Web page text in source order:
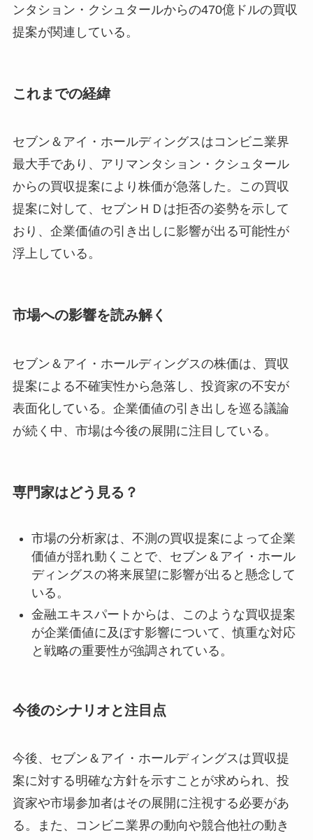
ンタション・クシュタールからの470億ドルの買収
提案が関連している。
これまでの経緯
セブン＆アイ・ホールディングスはコンビニ業界
最大手であり、アリマンタション・クシュタール
からの買収提案により株価が急落した。この買収
提案に対して、セブンＨＤは拒否の姿勢を示して
おり、企業価値の引き出しに影響が出る可能性が
浮上している。
市場への影響を読み解く
セブン＆アイ・ホールディングスの株価は、買収
提案による不確実性から急落し、投資家の不安が
表面化している。企業価値の引き出しを巡る議論
が続く中、市場は今後の展開に注目している。
専門家はどう見る？
市場の分析家は、不測の買収提案によって企業
価値が揺れ動くことで、セブン＆アイ・ホール
ディングスの将来展望に影響が出ると懸念して
いる。
金融エキスパートからは、このような買収提案
が企業価値に及ぼす影響について、慎重な対応
と戦略の重要性が強調されている。
今後のシナリオと注目点
今後、セブン＆アイ・ホールディングスは買収提
案に対する明確な方針を示すことが求められ、投
資家や市場参加者はその展開に注視する必要があ
る。また、コンビニ業界の動向や競合他社の動き